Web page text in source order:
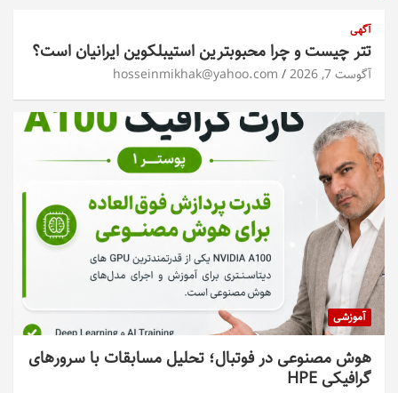
آگهی
تتر چیست و چرا محبوبترین استیبلکوین ایرانیان است؟
آگوست 7, 2026 hosseinmikhak@yahoo.com
آموزشی
هوش مصنوعی در فوتبال؛ تحلیل مسابقات با سرورهای
گرافیکی HPE